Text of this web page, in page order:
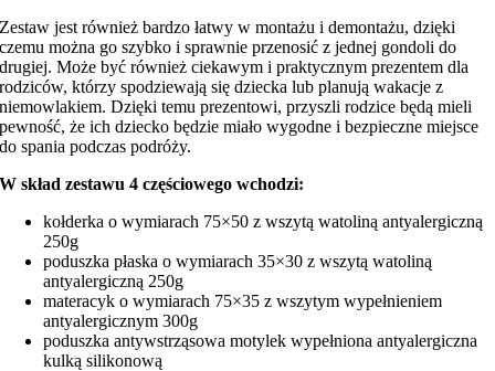
Zestaw jest również bardzo łatwy w montażu i demontażu, dzięki
czemu można go szybko i sprawnie przenosić z jednej gondoli do
drugiej. Może być również ciekawym i praktycznym prezentem dla
rodziców, którzy spodziewają się dziecka lub planują wakacje z
niemowlakiem. Dzięki temu prezentowi, przyszli rodzice będą mieli
pewność, że ich dziecko będzie miało wygodne i bezpieczne miejsce
do spania podczas podróży.
W skład zestawu 4 częściowego wchodzi:
kołderka o wymiarach 75×50 z wszytą watoliną antyalergiczną
250g
poduszka płaska o wymiarach 35×30 z wszytą watoliną
antyalergiczną 250g
materacyk o wymiarach 75×35 z wszytym wypełnieniem
antyalergicznym 300g
poduszka antywstrząsowa motylek wypełniona antyalergiczna
kulką silikonową